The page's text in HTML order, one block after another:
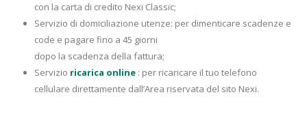
con la carta di credito Nexi Classic;
Servizio di domiciliazione utenze: per dimenticare scadenze e
code e pagare fino a 45 giorni
dopo la scadenza della fattura;
Servizio ricarica online: per ricaricare il tuo telefono
cellulare direttamente dall’Area riservata del sito Nexi.